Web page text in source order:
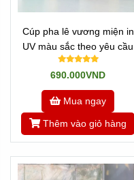
Cúp pha lê vương miện in
UV màu sắc theo yêu cầu
690.000VND
Mua ngay
Thêm vào giỏ hàng